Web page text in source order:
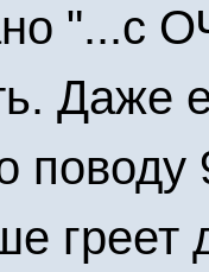
"...с
Даже
поводу
греет